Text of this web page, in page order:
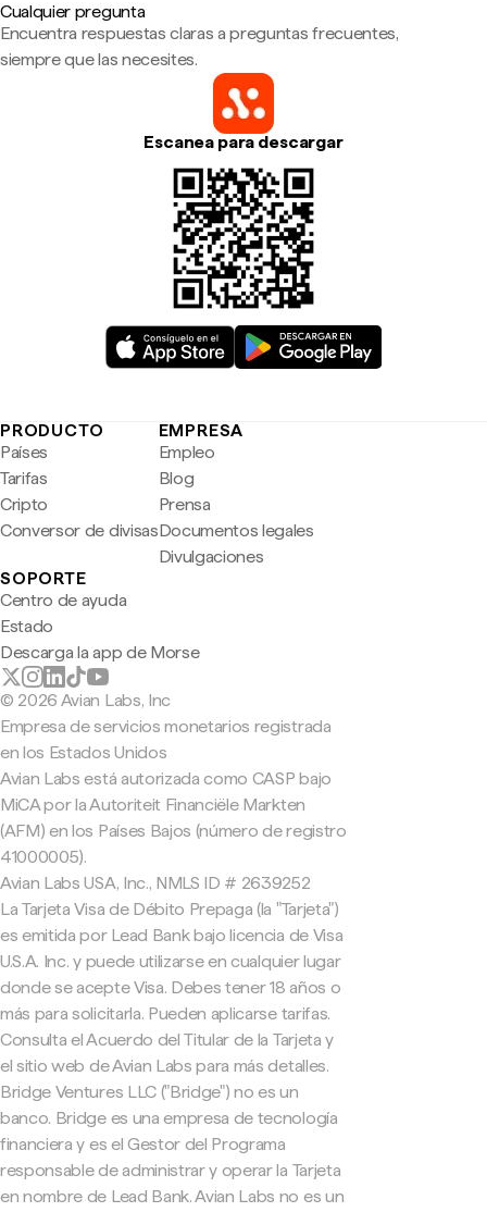
Cualquier pregunta
Encuentra respuestas claras a preguntas frecuentes,
siempre que las necesites.
Escanea para descargar
PRODUCTO
Países
Tarifas
Cripto
Conversor de divisas
EMPRESA
Empleo
Blog
Prensa
Documentos legales
Divulgaciones
SOPORTE
Centro de ayuda
Estado
Descarga la app de Morse
© 2026 Avian Labs, Inc
Empresa de servicios monetarios registrada
en los Estados Unidos
Avian Labs está autorizada como CASP bajo
MiCA por la Autoriteit Financiële Markten
(AFM) en los Países Bajos (número de registro
41000005).
Avian Labs USA, Inc., NMLS ID # 2639252
La Tarjeta Visa de Débito Prepaga (la "Tarjeta")
es emitida por Lead Bank bajo licencia de Visa
U.S.A. Inc. y puede utilizarse en cualquier lugar
donde se acepte Visa. Debes tener 18 años o
más para solicitarla. Pueden aplicarse tarifas.
Consulta el Acuerdo del Titular de la Tarjeta y
el sitio web de Avian Labs para más detalles.
Bridge Ventures LLC ("Bridge") no es un
banco. Bridge es una empresa de tecnología
financiera y es el Gestor del Programa
responsable de administrar y operar la Tarjeta
en nombre de Lead Bank. Avian Labs no es un